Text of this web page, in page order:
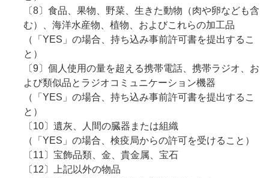
〔8〕食品、果物、野菜、生きた動物（肉や卵なども含
む）、海洋水産物、植物、およびこれらの加工品
（「YES」の場合、持ち込み事前許可書を提出するこ
と）
〔9〕個人使用の量を超える携帯電話、携帯ラジオ、お
よび類似品とラジオコミュニケーション機器
（「YES」の場合、持ち込み事前許可書を提出するこ
と）
〔10〕遺灰、人間の臓器または組織
（「YES」の場合、検疫局からの許可を受けること）
〔11〕宝飾品類、金、貴金属、宝石
〔12〕上記以外の物品